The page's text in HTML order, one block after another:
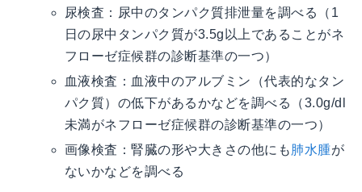
尿検査：尿中のタンパク質排泄量を調べる（1
日の尿中タンパク質が3.5g以上であることがネ
フローゼ症候群の診断基準の一つ）
血液検査：血液中のアルブミン（代表的なタン
パク質）の低下があるかなどを調べる（3.0g/dl
未満がネフローゼ症候群の診断基準の一つ）
画像検査：腎臓の形や大きさの他にも肺水腫が
ないかなどを調べる